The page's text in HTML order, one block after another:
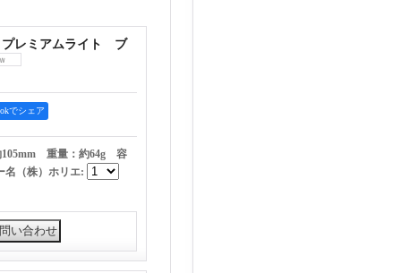
レミアムライト ブ
でシェア
105mm 重量：約64g 容
（株）ホリエ: